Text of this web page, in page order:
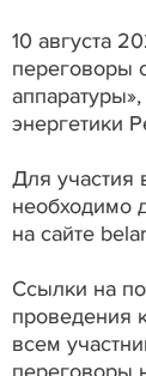
10 августа
переговоры
энергетики
Для участия
необходимо
на сайте
Ссылки на
проведения
всем
переговоры